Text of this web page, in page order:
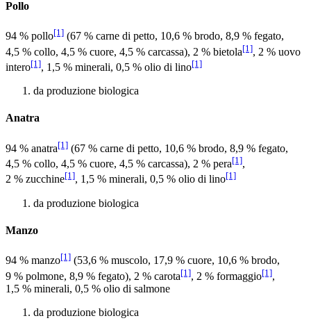
Pollo
94 % pollo[1] (67 % carne di petto, 10,6 % brodo, 8,9 % fegato,
4,5 % collo, 4,5 % cuore, 4,5 % carcassa), 2 % bietola[1], 2 % uovo
intero[1], 1,5 % minerali, 0,5 % olio di lino[1]
da produzione biologica
Anatra
94 % anatra[1] (67 % carne di petto, 10,6 % brodo, 8,9 % fegato,
4,5 % collo, 4,5 % cuore, 4,5 % carcassa), 2 % pera[1],
2 % zucchine[1], 1,5 % minerali, 0,5 % olio di lino[1]
da produzione biologica
Manzo
94 % manzo[1] (53,6 % muscolo, 17,9 % cuore, 10,6 % brodo,
9 % polmone, 8,9 % fegato), 2 % carota[1], 2 % formaggio[1],
1,5 % minerali, 0,5 % olio di salmone
da produzione biologica